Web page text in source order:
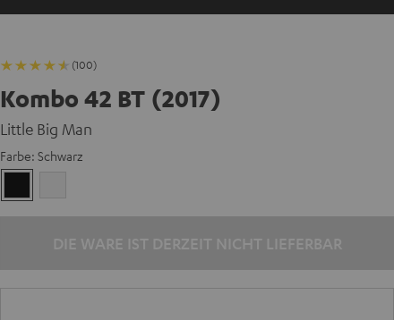
Konto
(100)
Kombo 42 BT (2017)
Little Big Man
Farbe: Schwarz